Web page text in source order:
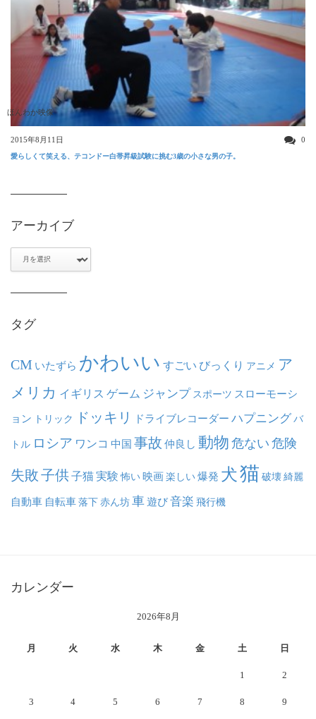
ほんわか映像
2015年8月11日 0
愛らしくて笑える、テコンドー白帯昇級試験に挑む3歳の小さな男の子。
アーカイブ
タグ
CM いたずら かわいい すごい びっくり アニメ ア
メリカ イギリス ゲーム ジャンプ スポーツ スローモーシ
ョン トリック ドッキリ ドライブレコーダー ハプニング バ
トル ロシア ワンコ 中国 事故 仲良し 動物 危ない 危険
失敗子供子猫実験 怖い映画楽しい爆発 犬猫 破壊綺麗
自動車 自転車落下赤ん坊車遊び音楽 飛行機
カレンダー
2026年8月
月 火 水 木 金 土 日
1 2
3 4 5 6 7 8 9